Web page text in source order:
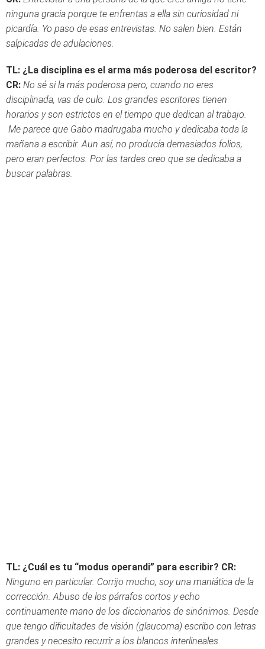
ninguna gracia porque te enfrentas a ella sin curiosidad ni
picardía. Yo paso de esas entrevistas. No salen bien. Están
salpicadas de adulaciones.
TL: ¿La disciplina es el arma más poderosa del escritor?
CR: No sé si la más poderosa pero, cuando no eres
disciplinada, vas de culo. Los grandes escritores tienen
horarios y son estrictos en el tiempo que dedican al trabajo.
Me parece que Gabo madrugaba mucho y dedicaba toda la
mañana a escribir. Aun así, no producía demasiados folios,
pero eran perfectos. Por las tardes creo que se dedicaba a
buscar palabras.
TL: ¿Cuál es tu “modus operandi” para escribir? CR:
Ninguno en particular. Corrijo mucho, soy una maniática de la
corrección. Abuso de los párrafos cortos y echo
continuamente mano de los diccionarios de sinónimos. Desde
que tengo dificultades de visión (glaucoma) escribo con letras
grandes y necesito recurrir a los blancos interlineales.